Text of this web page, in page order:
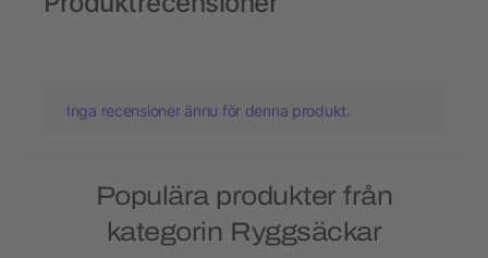
Inga recensioner ännu för denna produkt.
Populära produkter från
kategorin Ryggsäckar